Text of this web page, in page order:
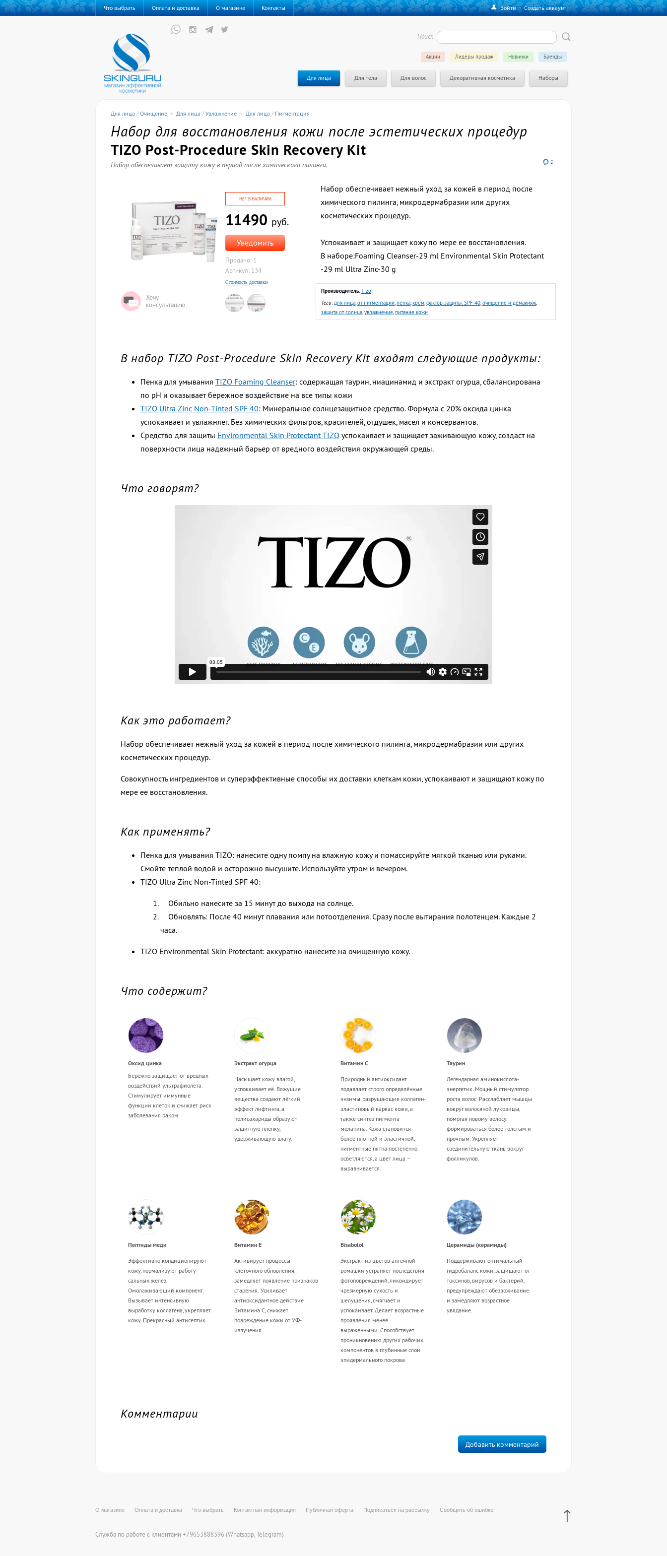
Что выбрать Оплата и доставка О магазине Контакты Войти·Создать аккаунт
Поиск
Бренды
Новинки
Лидеры продаж
Акции
Для лица Для тела Для волос Декоративная косметика Наборы
Для лица /Очищение + Для лица /Увлажнение + Для лица / Пигментация
Набор для восстановления кожи после эстетических процедур
TIZO Post-Procedure Skin Recovery Kit
1
Набор обеспечивает защиту кожу в период после химического пилинга.
Хочу
консультацию
НЕТ В НАЛИЧИИ
11490 руб.
Уведомить
Продано: 1
Артикул: 134
Стоимость доставки
Набор обеспечивает нежный уход за кожей в период после
химического пилинга, микродермабразии или других
косметических процедур.
Успокаивает и защищает кожу по мере ее восстановления.
В наборе:Foaming Cleanser-29 ml Environmental Skin Protectant
-29 ml Ultra Zinc-30 g
Производитель:Tizo
Теги:для лица,от пигментации,пенка,крем,фактор защиты: SPF 40,очищение и демакияж,
защита от солнца,увлажнение,питание кожи
В набор TIZO Post-Procedure Skin Recovery Kit входят следующие продукты:
Пенка для умывания TIZO Foaming Cleanser: содержащая таурин, ниацинамид и экстракт огурца, сбалансирована
по pH и оказывает бережное воздействие на все типы кожи
TIZO Ultra Zinc Non-Tinted SPF 40: Минеральное солнцезащитное средство. Формула с 20% оксида цинка
успокаивает и увлажняет. Без химических фильтров, красителей, отдушек, масел и консервантов.
Средство для защиты Environmental Skin Protectant TIZO успокаивает и защищает заживающую кожу, создаст на
поверхности лица надежный барьер от вредного воздействия окружающей среды.
Что говорят?
Как это работает?
Набор обеспечивает нежный уход за кожей в период после химического пилинга, микродермабразии или других
косметических процедур.
Совокупность ингредиентов и суперэффективные способы их доставки клеткам кожи, успокаивают и защищают кожу по
мере ее восстановления.
Как применять?
Пенка для умывания TIZO: нанесите одну помпу на влажную кожу и помассируйте мягкой тканью или руками.
Смойте теплой водой и осторожно высушите. Используйте утром и вечером.
TIZO Ultra Zinc Non-Tinted SPF 40:
Обильно нанесите за 15 минут до выхода на солнце.
Обновлять: После 40 минут плавания или потоотделения. Сразу после вытирания полотенцем. Каждые 2
часа.
TIZO Environmental Skin Protectant: аккуратно нанесите на очищенную кожу.
Что содержит?
Оксид цинка
Бережно защищает от вредных
воздействий ультрафиолета.
Стимулирует иммунные
функции клеток и снижает риск
заболевания раком.
Экстракт огурца
Насыщает кожу влагой,
успокаивает её. Вяжущие
вещества создают лёгкий
эффект лифтинга, а
полисахариды образуют
защитную плёнку,
удерживающую влагу.
Витамин С
Природный антиоксидант
подавляет строго определённые
энзимы, разрушающие коллаген-
эластиновый каркас кожи, а
также синтез пигмента
меланина. Кожа становится
более плотной и эластичной,
пигментные пятна постепенно
осветляются, а цвет лица —
выравнивается.
Таурин
Легендарная аминокислота-
энергетик. Мощный стимулятор
роста волос. Расслабляет мышцы
вокруг волосяной луковицы,
помогая новому волосу
формироваться более толстым и
прочным. Укрепляет
соединительную ткань вокруг
фолликулов.
Пептиды меди
Эффективно кондиционируют
кожу, нормализуют работу
сальных желёз.
Омолаживающий компонент.
Вызывает интенсивную
выработку коллагена, укрепляет
кожу. Прекрасный антисептик.
Витамин Е
Активирует процессы
клеточного обновления,
замедляет появление признаков
старения. Усиливает
антиоксидантное действие
Витамина С, снижает
повреждение кожи от УФ-
излучения.
Bisabolol
Экстракт из цветов аптечной
ромашки устраняет последствия
фотоповреждений, ликвидирует
чрезмерную сухость и
шелушения, смягчает и
успокаивает. Делает возрастные
проявления менее
выраженными. Способствует
проникновению других рабочих
компонентов в глубинные слои
эпидермального покрова.
Церамиды (керамиды)
Поддерживают оптимальный
гидробаланс кожи, защищают от
токсинов, вирусов и бактерий,
предупреждают обезвоживание
и замедляют возрастное
увядание.
Комментарии
Добавить комментарий
↑
О магазине Оплата и доставка Что выбрать Контактная информация Публичная оферта Подписаться на рассылку Сообщить об ошибке
Служба по работе с клиентами +79653888396 (Whatsapp , Telegram)